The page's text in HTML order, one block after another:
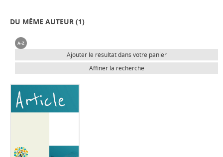
DU MÊME AUTEUR (1)
Ajouter le résultat dans votre panier
Affiner la recherche